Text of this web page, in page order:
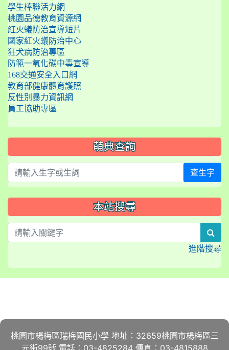
學生棒聯活力網
桃園品德教育資源網
紅火蟻防治宣導短片
國家紅火蟻防治中心
狂犬病防治專區
防範一氧化碳中毒宣導
168交通安全入口網
教育部健康體育護照
反性別暴力資訊網
員工協助專區
萌典查詢
查生字
本站搜尋
進階搜尋
桃園市楊梅區瑞梅國民小學 地址：32659桃園市楊梅區三
元街99號 電話：03-4825284 傳真：03-4815888